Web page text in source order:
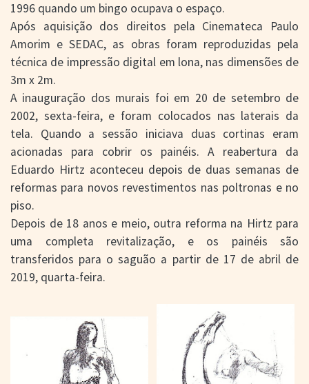
1996 quando um bingo ocupava o espaço.
Após aquisição dos direitos pela Cinemateca Paulo
Amorim e SEDAC, as obras foram reproduzidas pela
técnica de impressão digital em lona, nas dimensões de
3m x 2m.
A inauguração dos murais foi em 20 de setembro de
2002, sexta-feira, e foram colocados nas laterais da
tela. Quando a sessão iniciava duas cortinas eram
acionadas para cobrir os painéis. A reabertura da
Eduardo Hirtz aconteceu depois de duas semanas de
reformas para novos revestimentos nas poltronas e no
piso.
Depois de 18 anos e meio, outra reforma na Hirtz para
uma completa revitalização, e os painéis são
transferidos para o saguão a partir de 17 de abril de
2019, quarta-feira.